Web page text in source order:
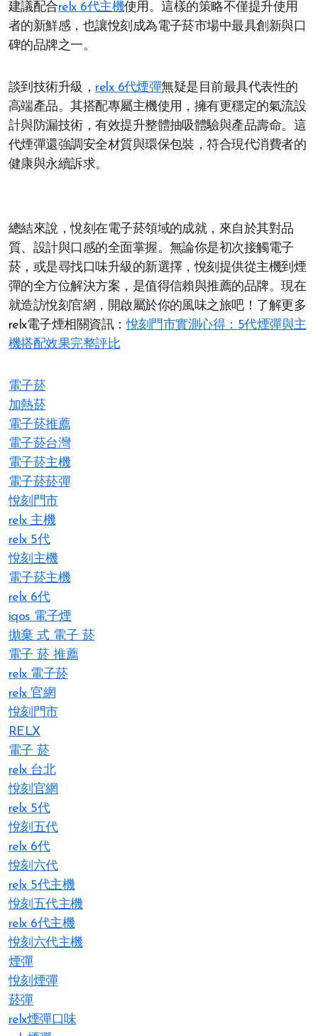
建議配合relx 6代主機使用。這樣的策略不僅提升使用
者的新鮮感，也讓悅刻成為電子菸市場中最具創新與口
碑的品牌之一。
談到技術升級， relx 6代煙彈無疑是目前最具代表性的
高端產品。其搭配專屬主機使用，擁有更穩定的氣流設
計與防漏技術，有效提升整體抽吸體驗與產品壽命。這
代煙彈還強調安全材質與環保包裝，符合現代消費者的
健康與永續訴求。
總結來說，悅刻在電子菸領域的成就，來自於其對品
質、設計與口感的全面掌握。無論你是初次接觸電子
菸，或是尋找口味升級的新選擇，悅刻提供從主機到煙
彈的全方位解決方案，是值得信賴與推薦的品牌。現在
就造訪悅刻官網，開啟屬於你的風味之旅吧！了解更多
relx電子煙相關資訊：悅刻門市實測心得：5代煙彈與主
機搭配效果完整評比
電子菸
加熱菸
電子菸推薦
電子菸台灣
電子菸主機
電子菸菸彈
悅刻門市
relx 主機
relx 5代
悅刻主機
電子菸主機
relx 6代
iqos 電子煙​
拋棄 式 電子 菸​
電子 菸 推薦
relx 電子菸
relx 官網
悅刻門市
RELX
電子 菸
relx 台北
悅刻官網
relx 5代
悅刻五代
relx 6代
悅刻六代
relx 5代主機
悅刻五代主機
relx 6代主機
悅刻六代主機
煙彈
悅刻煙彈
菸彈
relx煙彈口味